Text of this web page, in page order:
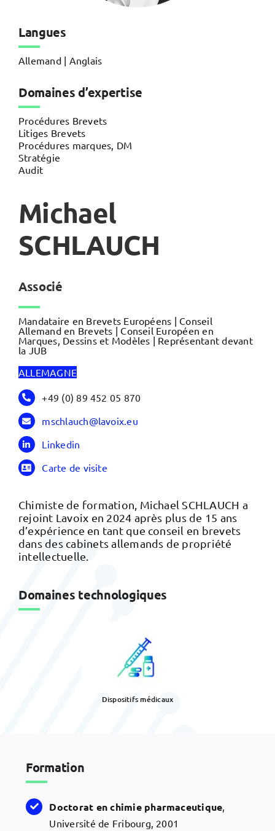
Langues
Allemand | Anglais
Domaines d’expertise
Procédures Brevets
Litiges Brevets
Procédures marques, DM
Stratégie
Audit
Michael
SCHLAUCH
Associé
Mandataire en Brevets Européens | Conseil
Allemand en Brevets | Conseil Européen en
Marques, Dessins et Modèles | Représentant devant
la JUB
ALLEMAGNE
+49 (0) 89 452 05 870
mschlauch@lavoix.eu
Linkedin
Carte de visite
Chimiste de formation, Michael SCHLAUCH a
rejoint Lavoix en 2024 après plus de 15 ans
d’expérience en tant que conseil en brevets
dans des cabinets allemands de propriété
intellectuelle.
Domaines technologiques
Dispositifs médicaux
Formation
Doctorat en chimie pharmaceutique
Université de Fribourg, 2001